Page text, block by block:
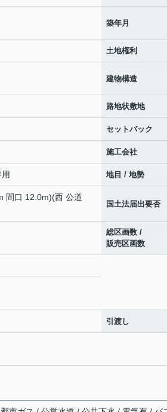
築年月
土地権利
建物構造
路地状敷地
セットバック
施工会社
地目 / 地勢
間口 12.0m)(西 公道
国土法届出要否
総区画数 /
販売区画数
引渡し